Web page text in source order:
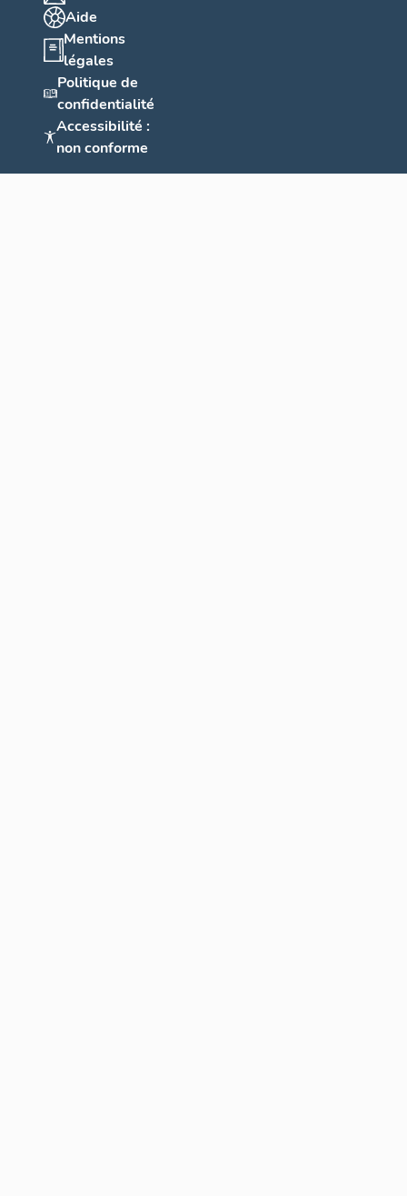
Aide
Mentions
légales
Politique de
confidentialité
Accessibilité :
non conforme